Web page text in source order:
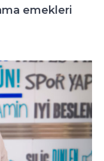
emekleri